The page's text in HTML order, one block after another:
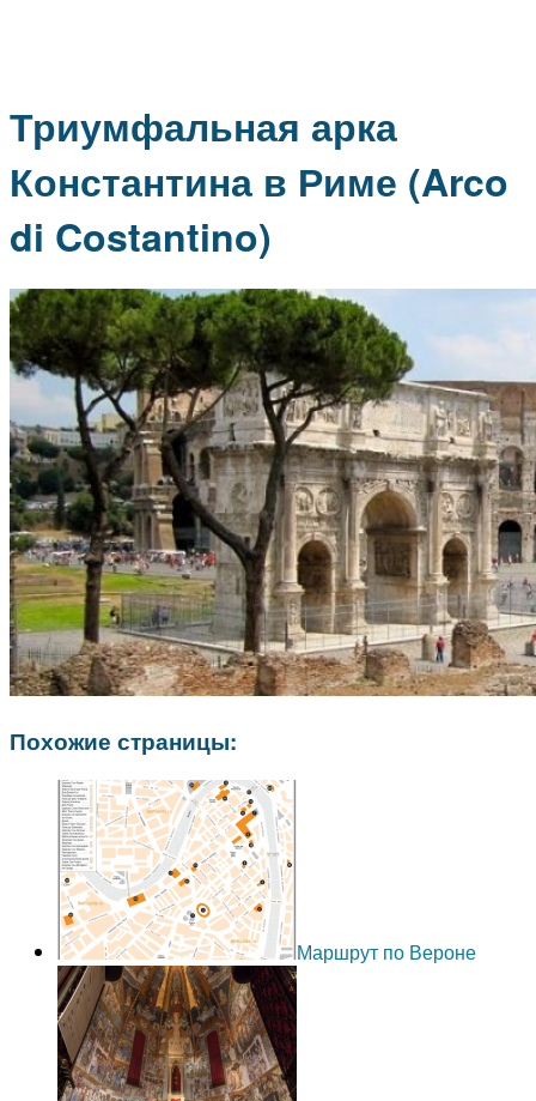
Триумфальная арка
Константина в Риме (Arco
di Costantino)
Похожие страницы:
Маршрут по Вероне